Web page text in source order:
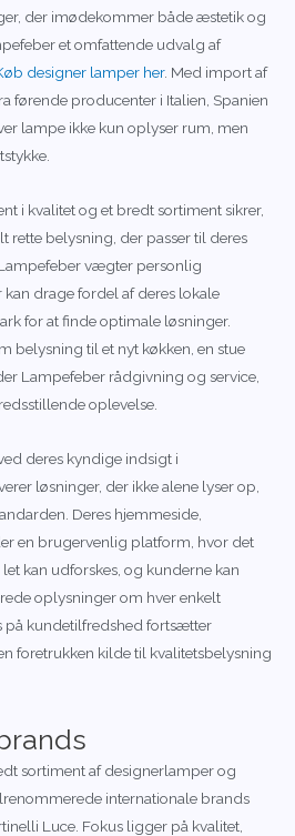
der imødekommer både æstetik og
et omfattende udvalg af
designer lamper her. Med import af
førende producenter i Italien, Spanien
lampe ikke kun oplyser rum, men
i kvalitet og et bredt sortiment sikrer,
rette belysning, der passer til deres
vægter personlig
drage fordel af deres lokale
for at finde optimale løsninger.
belysning til et nyt køkken, en stue
Lampefeber rådgivning og service,
oplevelse.
deres kyndige indsigt i
løsninger, der ikke alene lyser op,
Deres hjemmeside,
en brugervenlig platform, hvor det
kan udforskes, og kunderne kan
oplysninger om hver enkelt
på kundetilfredshed fortsætter
foretrukken kilde til kvalitetsbelysning
sortiment af designerlamper og
internationale brands
Luce. Fokus ligger på kvalitet,